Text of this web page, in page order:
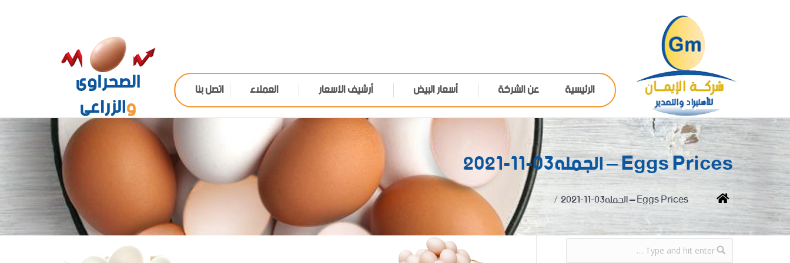
الرئيسية عن الشركة أسعار البيض أرشيف الأسعار العملاء اتصل بنا
Eggs Prices – الجمله03-11-2021
You are here:
Home Eggs Prices – الجمله03-11-2021